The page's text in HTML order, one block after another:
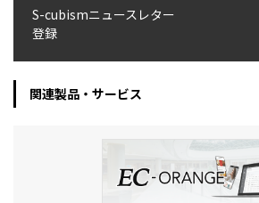
内製化支援
補助金活用支援
導入事例
03-6432-0346
S-cubismニュースレター
登録
関連製品・サービス